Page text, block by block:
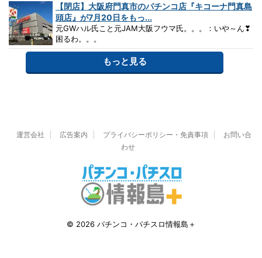
【閉店】大阪府門真市のパチンコ店『キコーナ門真島
頭店』が7月20日をもっ...
元GWハル氏こと元JAM大阪フウマ氏。。。：いや～ん❣
困るわ。。。
もっと見る
運営会社 広告案内 プライバシーポリシー・免責事項
お問い合
わせ
© 2026 パチンコ・パチスロ情報島＋